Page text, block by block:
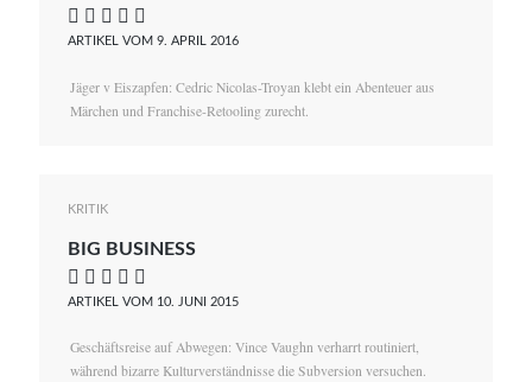
    
ARTIKEL VOM 9. APRIL 2016
Jäger v Eiszapfen: Cedric Nicolas-Troyan klebt ein Abenteuer aus
Märchen und Franchise-Retooling zurecht.
KRITIK
BIG BUSINESS
    
ARTIKEL VOM 10. JUNI 2015
Geschäftsreise auf Abwegen: Vince Vaughn verharrt routiniert,
während bizarre Kulturverständnisse die Subversion versuchen.